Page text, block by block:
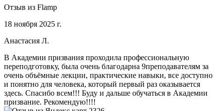
Отзыв из Flamp
18 ноября 2025 г.
Анастасия Л.
В Академии призвания проходила профессиональную
переподготовку, была очень благодарна 9преподавателям за
очень объёмные лекции, практические навыки, все доступно
и понятно для человека, который первый раз оказывается
здесь. Спасибо всем!!! Буду и дальше обучаться в Академии
призвание. Рекомендую!!!!